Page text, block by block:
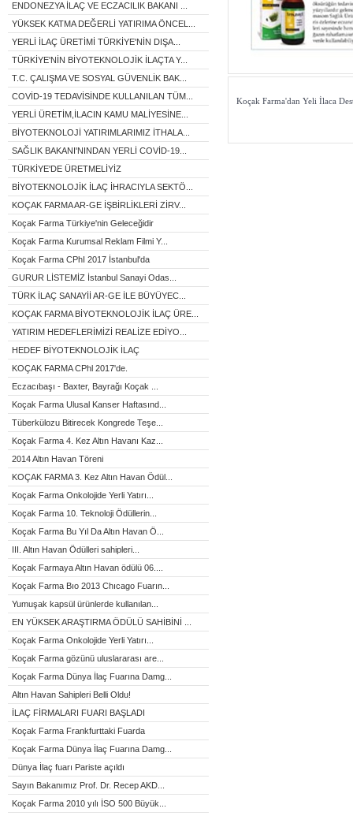
ENDONEZYA İLAÇ VE ECZACILIK BAKANI ...
YÜKSEK KATMA DEĞERLİ YATIRIMA ÖNCEL...
YERLİ İLAÇ ÜRETİMİ TÜRKİYE'NİN DIŞA...
TÜRKİYE'NİN BİYOTEKNOLOJİK İLAÇTA Y...
T.C. ÇALIŞMA VE SOSYAL GÜVENLİK BAK...
COVİD-19 TEDAVİSİNDE KULLANILAN TÜM...
YERLİ ÜRETİM,İLACIN KAMU MALİYESİNE...
BİYOTEKNOLOJİ YATIRIMLARIMIZ İTHALA...
SAĞLIK BAKANI'NINDAN YERLİ COVİD-19...
TÜRKİYE'DE ÜRETMELİYİZ
BİYOTEKNOLOJİK İLAÇ İHRACIYLA SEKTÖ...
KOÇAK FARMA AR-GE İŞBİRLİKLERİ ZİRV...
Koçak Farma Türkiye'nin Geleceğidir
Koçak Farma Kurumsal Reklam Filmi Y...
Koçak Farma CPhI 2017 İstanbul'da
GURUR LİSTEMİZ İstanbul Sanayi Odas...
TÜRK İLAÇ SANAYİİ AR-GE İLE BÜYÜYEC...
KOÇAK FARMA BİYOTEKNOLOJİK İLAÇ ÜRE...
YATIRIM HEDEFLERİMİZİ REALİZE EDİYO...
HEDEF BİYOTEKNOLOJİK İLAÇ
KOÇAK FARMA CPhl 2017'de.
Eczacıbaşı - Baxter, Bayrağı Koçak ...
Koçak Farma Ulusal Kanser Haftasınd...
Tüberkülozu Bitirecek Kongrede Teşe...
Koçak Farma 4. Kez Altın Havanı Kaz...
2014 Altın Havan Töreni
KOÇAK FARMA 3. Kez Altın Havan Ödül...
Koçak Farma Onkolojide Yerli Yatırı...
Koçak Farma 10. Teknoloji Ödüllerin...
Koçak Farma Bu Yıl Da Altın Havan Ö...
III. Altın Havan Ödülleri sahipleri...
Koçak Farmaya Altın Havan ödülü 06....
Koçak Farma Bıo 2013 Chıcago Fuarın...
Yumuşak kapsül ürünlerde kullanılan...
EN YÜKSEK ARAŞTIRMA ÖDÜLÜ SAHİBİNİ ...
Koçak Farma Onkolojide Yerli Yatırı...
Koçak Farma gözünü uluslararası are...
Koçak Farma Dünya İlaç Fuarına Damg...
Altın Havan Sahipleri Belli Oldu!
İLAÇ FİRMALARI FUARI BAŞLADI
Koçak Farma Frankfurttaki Fuarda
Koçak Farma Dünya İlaç Fuarına Damg...
Dünya İlaç fuarı Pariste açıldı
Sayın Bakanımız Prof. Dr. Recep AKD...
Koçak Farma 2010 yılı İSO 500 Büyük...
Koçak Farma'dan Yeli İlaca